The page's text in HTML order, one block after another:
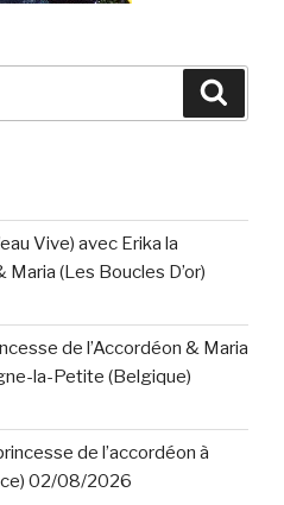
Vive) avec Erika la
(Les Boucles D’or)
de l’Accordéon & Maria
la-Petite (Belgique)
de l’accordéon à
02/08/2026